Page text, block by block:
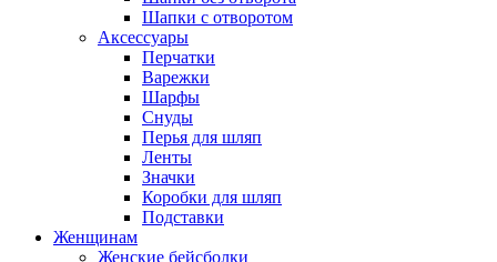
Шапки с отворотом
Аксессуары
Перчатки
Варежки
Шарфы
Снуды
Перья для шляп
Ленты
Значки
Коробки для шляп
Подставки
Женщинам
Женские бейсболки